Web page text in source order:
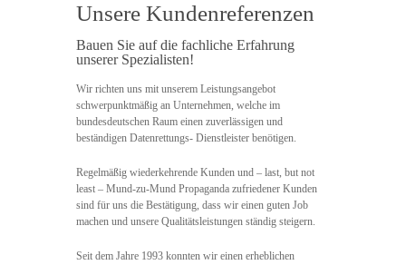
Unsere Kundenreferenzen
Bauen Sie auf die fachliche Erfahrung
unserer Spezialisten!
Wir richten uns mit unserem Leistungsangebot
schwerpunktmäßig an Unternehmen, welche im
bundesdeutschen Raum einen zuverlässigen und
beständigen Datenrettungs- Dienstleister benötigen.
Regelmäßig wiederkehrende Kunden und – last, but not
least – Mund-zu-Mund Propaganda zufriedener Kunden
sind für uns die Bestätigung, dass wir einen guten Job
machen und unsere Qualitätsleistungen ständig steigern.
Seit dem Jahre 1993 konnten wir einen erheblichen